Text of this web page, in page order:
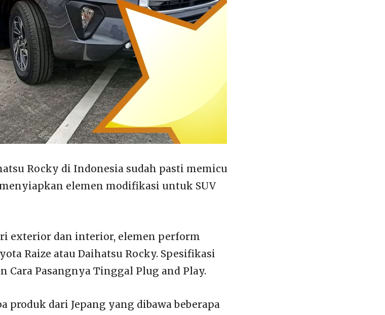
Rocky di Indonesia sudah pasti memicu
elemen modifikasi untuk SUV
exterior dan interior, elemen perform
Raize atau Daihatsu Rocky. Spesifikasi
Cara Pasangnya Tinggal Plug and Play.
produk dari Jepang yang dibawa beberapa